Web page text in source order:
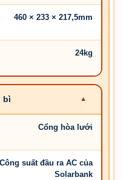
460 × 233 × 217,5mm
24kg
bì
Cổng hòa lưới
Công suất đầu ra AC của
Solarbank